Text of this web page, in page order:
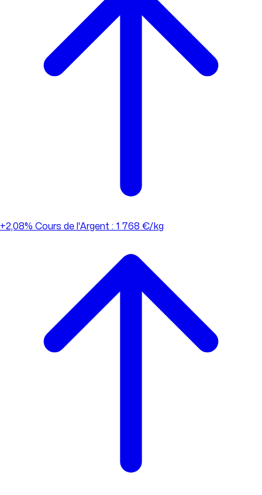
+2,08% Cours de l'Argent : 1 768 €/kg
MàJ : 07/08/2026 22:58 Cours de l'Or : 120 778 €/kg
Cours de l'Argent : 1 768 €/kg